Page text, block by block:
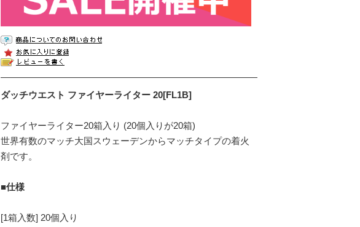
ダッチウエスト ファイヤーライター 20[FL1B]
ファイヤーライター20箱入り (20個入りが20箱)
世界有数のマッチ大国スウェーデンからマッチタイプの着火
剤です。
■仕様
[1箱入数] 20個入り